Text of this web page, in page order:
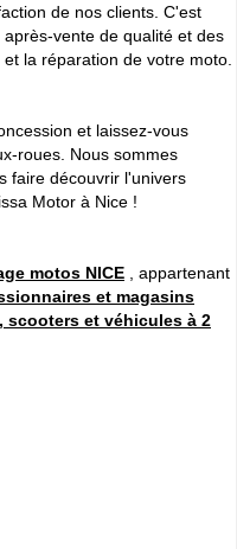
de nos clients. C'est
vente de qualité et des
la réparation de votre moto.
et laissez-vous
roues. Nous sommes
faire découvrir l'univers
Motor à Nice !
motos NICE , appartenant
et magasins
scooters et véhicules à 2